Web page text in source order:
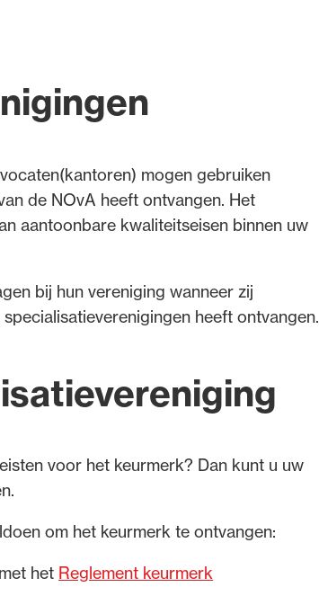
mogen gebruiken
de NOvA heeft ontvangen. Het
aantoonbare kwaliteitseisen binnen uw
bij hun vereniging wanneer zij
heeft ontvangen.
voor het keurmerk? Dan kunt u uw
om het keurmerk te ontvangen:
het Reglement keurmerk